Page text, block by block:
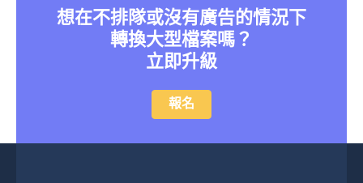
想在不排隊或沒有廣告的情況下
轉換大型檔案嗎？
立即升級
報名